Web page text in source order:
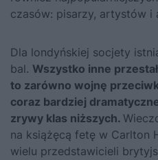
czasów: pisarzy, artystów i
Dla londyńskiej socjety
bal. Wszystko inne
to zarówno wojnę
coraz bardziej
zrywy klas niższych.
na książęcą fetę w Carlton
wielu przedstawicieli